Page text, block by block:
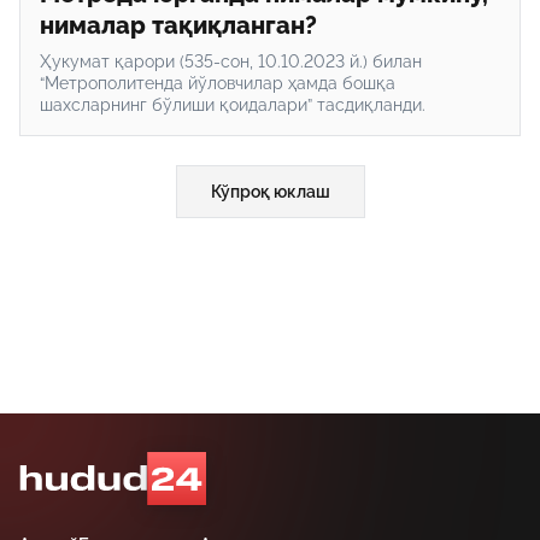
нималар тақиқланган?
Ҳукумат қарори (535-сон, 10.10.2023 й.) билан
“Метрополитенда йўловчилар ҳамда бошқа
шахсларнинг бўлиши қоидалари” тасдиқланди.
Кўпроқ юклаш